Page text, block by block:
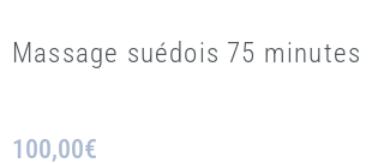
Massage suédois 75 minutes
100,00€